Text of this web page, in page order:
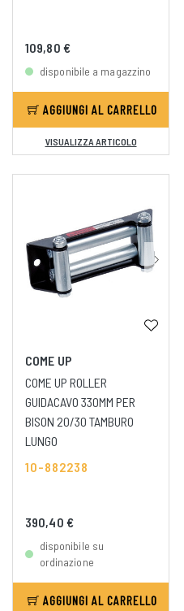
109,80 €
disponibile a magazzino
AGGIUNGI AL CARRELLO
VISUALIZZA ARTICOLO
COME UP
COME UP ROLLER
GUIDACAVO 330MM PER
BISON 20/30 TAMBURO
LUNGO
10-882238
390,40 €
disponibile su
ordinazione
AGGIUNGI AL CARRELLO